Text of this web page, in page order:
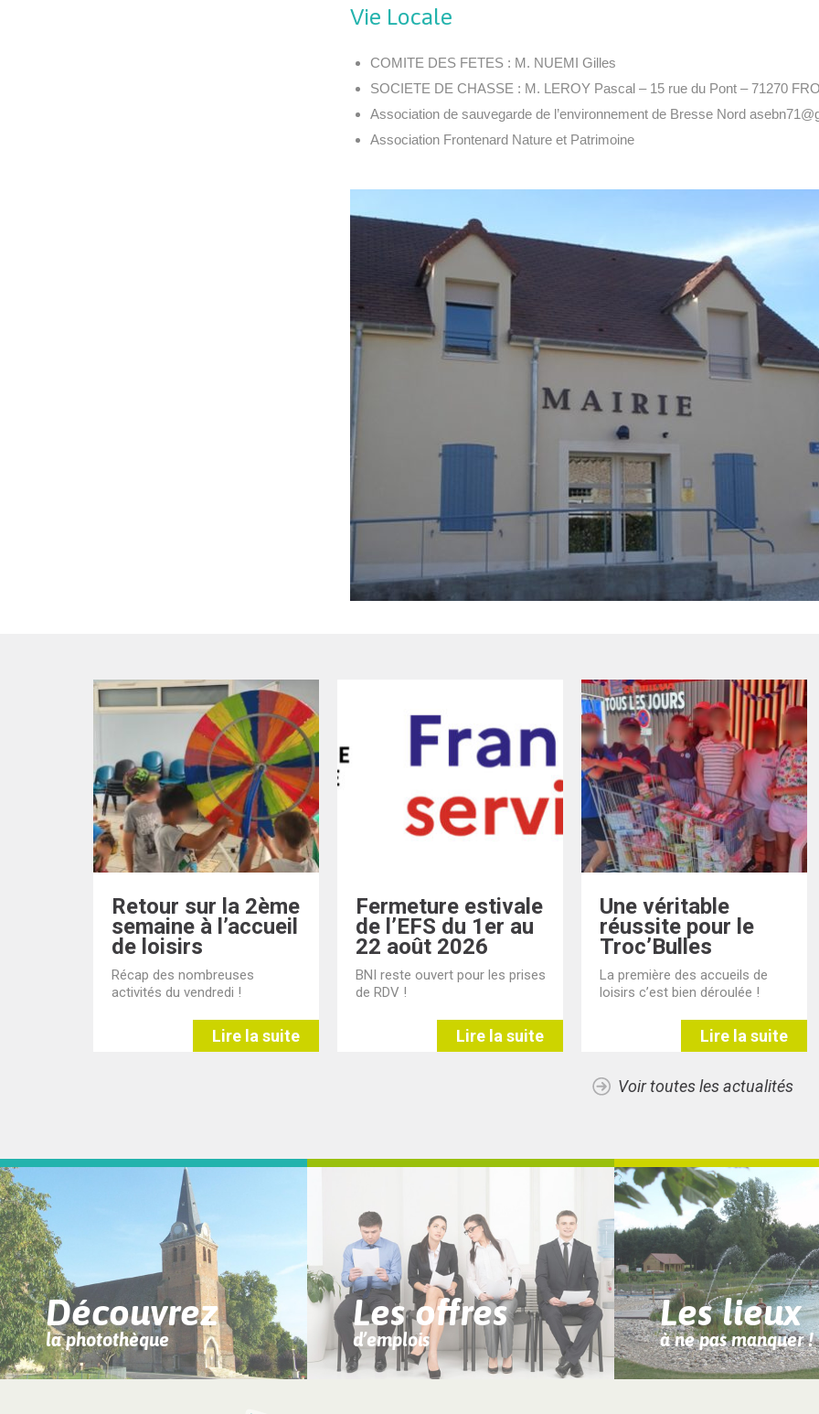
Vie Locale
COMITE DES FETES : M. NUEMI Gilles
SOCIETE DE CHASSE : M. LEROY Pascal – 15 rue du Pont – 71270
Association de sauvegarde de l’environnement de Bresse Nord
Association Frontenard Nature et Patrimoine
montgolfières
Retour sur la 2ème
semaine à l’accueil
de loisirs
Récap des nombreuses
activités du vendredi !
Lire la suite
Fermeture estivale
de l’EFS du 1er au
22 août 2026
BNI reste ouvert pour les prises
de RDV !
Lire la suite
Une véritable
réussite pour le
Troc’Bulles
La première des accueils de
loisirs c’est bien déroulée !
Lire la suite
Voir toutes les actualités
Découvrez
la photothèque
Les offres
d’emplois
Les lieux
à ne pas manquer !